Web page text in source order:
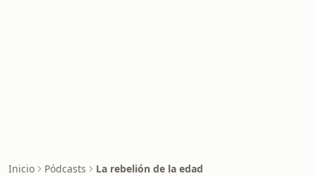
Inicio Pódcasts La rebelión de la edad